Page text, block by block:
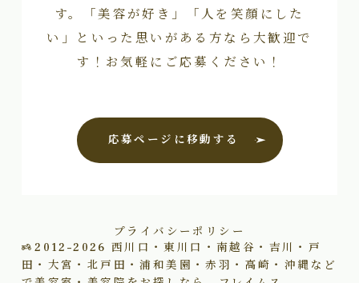
す。「美容が好き」「人を笑顔にした
い」といった思いがある方なら大歓迎で
す！お気軽にご応募ください！
応募ページに移動する
プライバシーポリシー
2012–2026 西川口・東川口・南越谷・吉川・戸
田・大宮・北戸田・浦和美園・赤羽・高崎・沖縄など